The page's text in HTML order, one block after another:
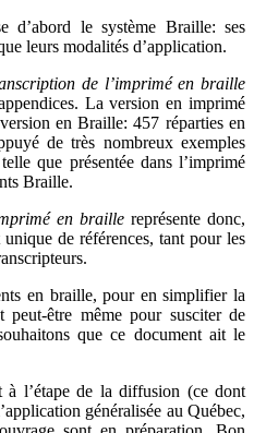
d’abord le système Braille: ses
leurs modalités d’application.
de l’imprimé en braille
La version en imprimé
en Braille: 457 réparties en
de très nombreux exemples
que présentée dans l’imprimé
Braille.
en braillereprésente donc,
de références, tant pour les
en braille, pour en simplifier la
peut-être même pour susciter de
que ce document ait le
à l’étape de la diffusion (ce dont
généralisée au Québec,